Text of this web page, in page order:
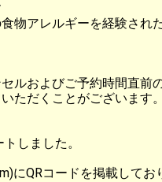
物アレルギーを経験され
ルおよびご予約時間直前
ただくことがございます。
しました。
にQRコードを掲載してお